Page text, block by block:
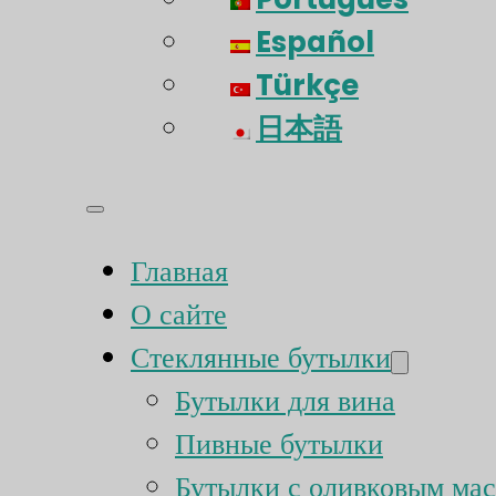
Español
Türkçe
日本語
Главная
О сайте
Стеклянные бутылки
Бутылки для вина
Пивные бутылки
Бутылки с оливковым